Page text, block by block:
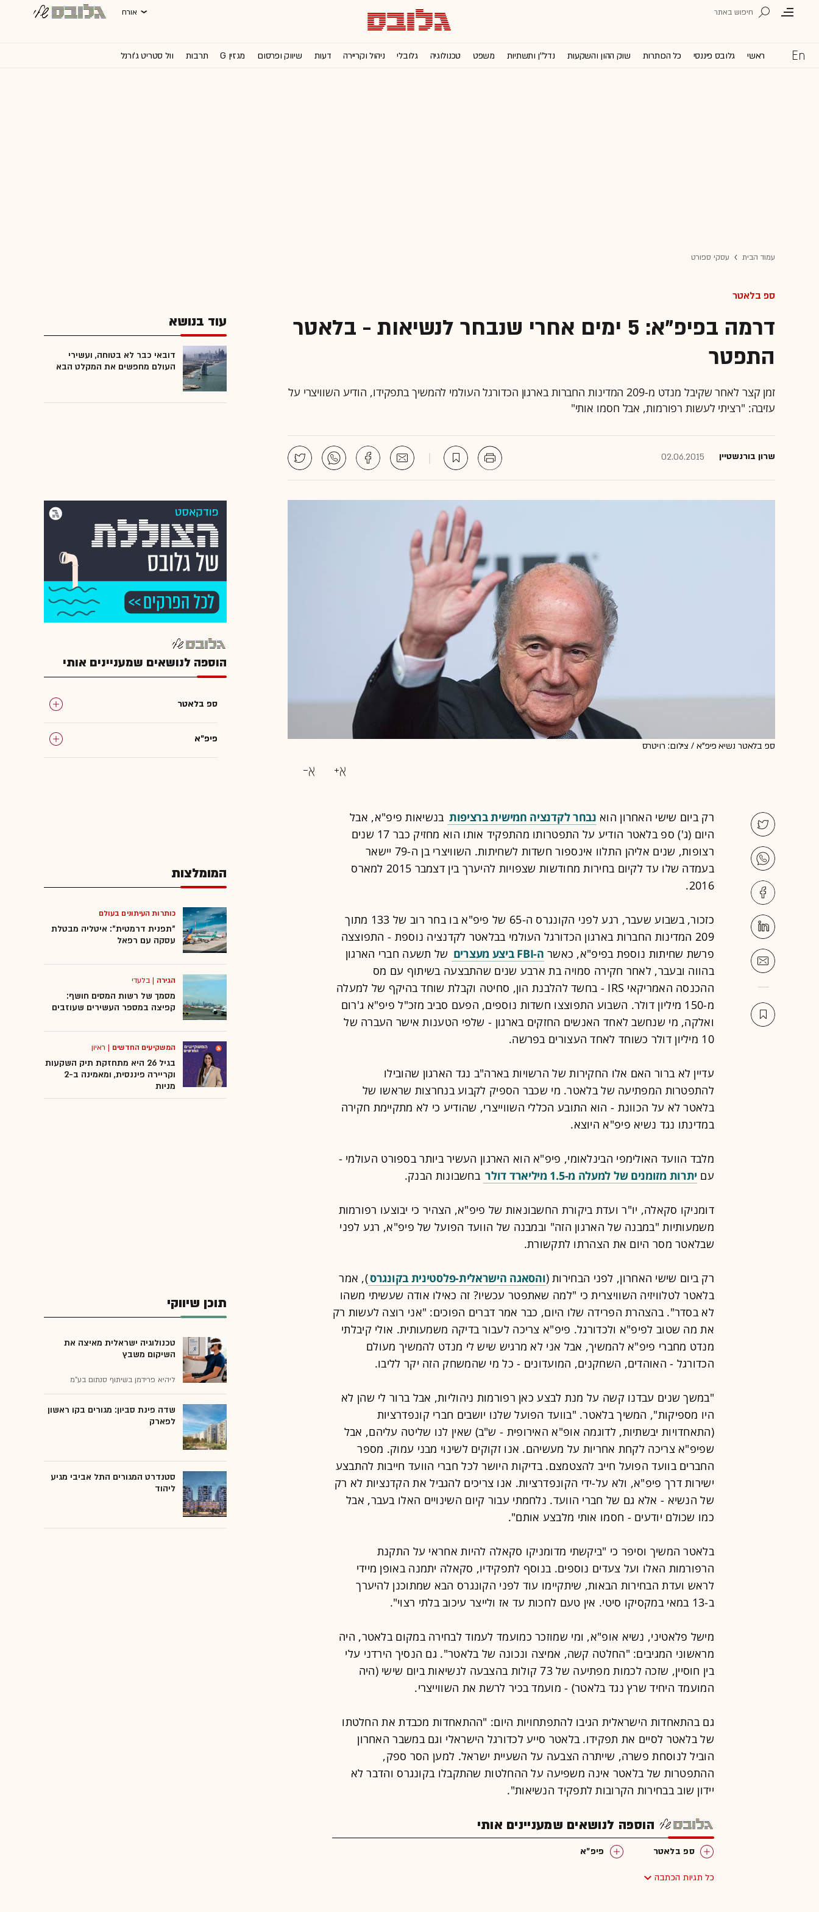
אורח
ראשי גלובס פיננסי כל הכותרות שוק ההון והשקעות נדל''ן ותשתיות משפט טכנולוגיה גלובלי ניהול וקריירה דעות שיווק ופרסום מגזין G תרבות וול סטריט ג'ורנל
עמוד הבית עסקי ספורט
ספ בלאטר
דרמה בפיפ"א: 5 ימים אחרי שנבחר לנשיאות - בלאטר
התפטר
זמן קצר לאחר שקיבל מנדט מ-209 המדינות החברות בארגון הכדורגל העולמי להמשיך בתפקידו, הודיע השוויצרי על
עזיבה: "רציתי לעשות רפורמות, אבל חסמו אותי"
שרון בורנשטיין 02.06.2015
ספ בלאטר נשיא פיפ"א / צילום: רויטרס
רק ביום שישי האחרון הוא נבחר לקדנציה חמישית ברציפות בנשיאות פיפ"א, אבל
היום (ג') ספ בלאטר הודיע על התפטרותו מהתפקיד אותו הוא מחזיק כבר 17 שנים
רצופות, שנים אליהן התלוו אינספור חשדות לשחיתות. השוויצרי בן ה-79 יישאר
בעמדה שלו עד לקיום בחירות מחודשות שצפויות להיערך בין דצמבר 2015 למארס
2016.
כזכור, בשבוע שעבר, רגע לפני הקונגרס ה-65 של פיפ"א בו בחר רוב של 133 מתוך
209 המדינות החברות בארגון הכדורגל העולמי בבלאטר לקדנציה נוספת - התפוצצה
פרשת שחיתות נוספת בפיפ"א, כאשר ה-FBI ביצע מעצרים
של תשעה חברי הארגון
בהווה ובעבר, לאחר חקירה סמויה בת ארבע שנים שהתבצעה בשיתוף עם מס
ההכנסה האמריקאי IRS - בחשד להלבנת הון, סחיטה וקבלת שוחד בהיקף של למעלה
מ-150 מיליון דולר. השבוע התפוצצו חשדות נוספים, הפעם סביב מזכ"ל פיפ"א ג'רום
ואלקה, מי שנחשב לאחד האנשים החזקים בארגון - שלפי הטענות אישר העברה של
10 מיליון דולר כשוחד לאחד העצורים בפרשה.
עדיין לא ברור האם אלו החקירות של הרשויות בארה"ב נגד הארגון שהובילו
להתפטרות המפתיעה של בלאטר. מי שכבר הספיק לקבוע בנחרצות שראשו של
בלאטר לא על הכוונת - הוא התובע הכללי השווייצרי, שהודיע כי לא מתקיימת חקירה
במדינתו נגד נשיא פיפ"א היוצא.
מלבד הוועד האולימפי הבינלאומי, פיפ"א הוא הארגון העשיר ביותר בספורט העולמי -
עם יתרות מזומנים של למעלה מ-1.5 מיליארד דולר בחשבונות הבנק.
דומניקו סקאלה, יו"ר ועדת ביקורת החשבונאות של פיפ"א, הצהיר כי יבוצעו רפורמות
משמעותיות "במבנה של הארגון הזה" ובמבנה של הוועד הפועל של פיפ"א, רגע לפני
שבלאטר מסר היום את הצהרתו לתקשורת.
רק ביום שישי האחרון, לפני הבחירות (והסאגה הישראלית-פלסטינית בקונגרס), אמר
בלאטר לטלוויזיה השוויצרית כי "למה שאתפטר עכשיו? זה כאילו אודה שעשיתי משהו
לא בסדר". בהצהרת הפרידה שלו היום, כבר אמר דברים הפוכים: "אני רוצה לעשות רק
את מה שטוב לפיפ"א ולכדורגל. פיפ"א צריכה לעבור בדיקה משמעותית. אולי קיבלתי
מנדט מחברי פיפ"א להמשיך, אבל אני לא מרגיש שיש לי מנדט להמשיך מעולם
הכדורגל - האוהדים, השחקנים, המועדונים - כל מי שהמשחק הזה יקר לליבו.
"במשך שנים עבדנו קשה על מנת לבצע כאן רפורמות ניהוליות, אבל ברור לי שהן לא
היו מספיקות", המשיך בלאטר. "בוועד הפועל שלנו יושבים חברי קונפדרציות
(התאחדויות יבשתיות, לדוגמה אופ"א האירופית - ש"ב) שאין לנו שליטה עליהם, אבל
שפיפ"א צריכה לקחת אחריות על מעשיהם. אנו זקוקים לשינוי מבני עמוק. מספר
החברים בוועד הפועל חייב להצטמצם. בדיקות היושר לכל חברי הוועד חייבות להתבצע
ישירות דרך פיפ"א, ולא על-ידי הקונפדרציות. אנו צריכים להגביל את הקדנציות לא רק
של הנשיא - אלא גם של חברי הוועד. נלחמתי עבור קיום השינויים האלו בעבר, אבל
כמו שכולם יודעים - חסמו אותי מלבצע אותם".
בלאטר המשיך וסיפר כי "ביקשתי מדומניקו סקאלה להיות אחראי על התקנת
הרפורמות האלו ועל צעדים נוספים. בנוסף לתפקידיו, סקאלה יתמנה באופן מיידי
לראש ועדת הבחירות הבאות, שיתקיימו עוד לפני הקונגרס הבא שמתוכנן להיערך
ב-13 במאי במקסיקו סיטי. אין טעם לחכות עד אז ולייצר עיכוב בלתי רצוי".
מישל פלאטיני, נשיא אופ"א, ומי שמוזכר כמועמד לעמוד לבחירה במקום בלאטר, היה
מראשוני המגיבים: "החלטה קשה, אמיצה ונכונה של בלאטר". גם הנסיך הירדני עלי
בין חוסיין, שזכה לכמות מפתיעה של 73 קולות בהצבעה לנשיאות ביום שישי (היה
המועמד היחיד שרץ נגד בלאטר) - מועמד בכיר לרשת את השווייצרי.
גם בהתאחדות הישראלית הגיבו להתפתחויות היום: "ההתאחדות מכבדת את החלטתו
של בלאטר לסיים את תפקידו. בלאטר סייע לכדורגל הישראלי וגם במשבר האחרון
הוביל לנוסחת פשרה, שייתרה הצבעה על השעיית ישראל. למען הסר ספק,
ההתפטרות של בלאטר אינה משפיעה על ההחלטות שהתקבלו בקונגרס והדבר לא
יידון שוב בבחירות הקרובות לתפקיד הנשיאות".
הוספה לנושאים שמעניינים אותי
ספ בלאטר פיפ"א
כל תגיות הכתבה
עוד בנושא
דובאי כבר לא בטוחה, ועשירי
העולם מחפשים את המקלט הבא
הוספה לנושאים שמעניינים אותי
ספ בלאטר
פיפ"א
המומלצות
כותרות העיתונים בעולם
"תפנית דרמטית": איטליה מבטלת
עסקה עם רפאל
הגירה |בלעדי
מסמך של רשות המסים חושף:
קפיצה במספר העשירים שעוזבים
המשקיעים החדשים | ראיון
בגיל 26 היא מתחזקת תיק השקעות
וקריירה פיננסית, ומאמינה ב-2
מניות
תוכן שיווקי
טכנולוגיה ישראלית מאיצה את
השיקום משבץ
ליהיא פרידמן בשיתוף סנתום בע"מ
שדה פינת סביון: מגורים בקו ראשון
לפארק
סטנדרט המגורים התל אביבי מגיע
ליהוד